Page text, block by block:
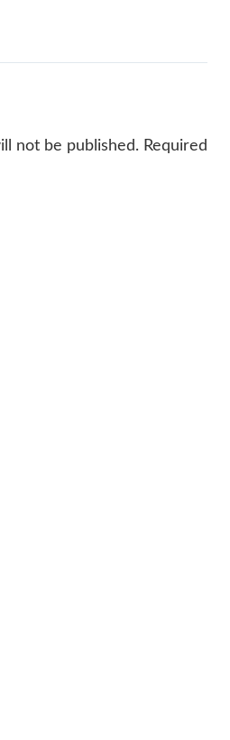
not be published. Required